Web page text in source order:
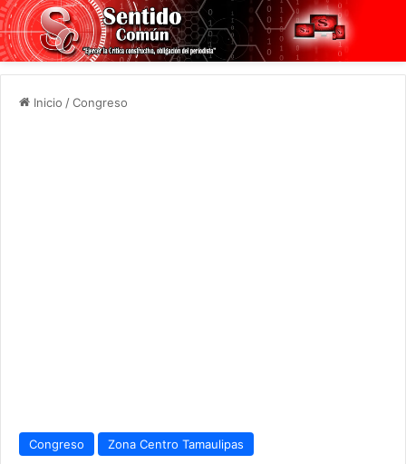
Inicio /Congreso
Congreso Zona Centro Tamaulipas